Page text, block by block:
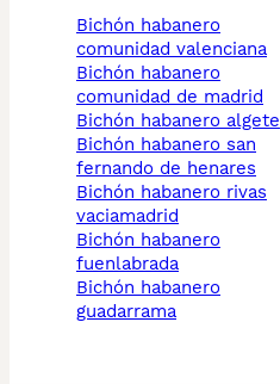
bichón habanero
comunidad valenciana
bichón habanero
comunidad de madrid
bichón habanero algete
bichón habanero san
fernando de henares
bichón habanero rivas
vaciamadrid
bichón habanero
fuenlabrada
bichón habanero
guadarrama